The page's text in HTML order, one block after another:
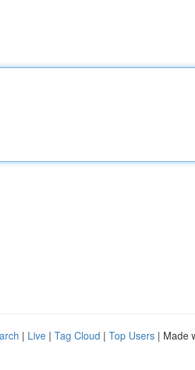
| Live | Tag Cloud | Top Users | Made